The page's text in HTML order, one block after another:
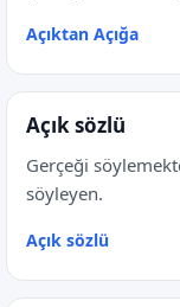
Açıktan Açığa
Açık sözlü
Gerçeği
söyleyen.
Açık sözlü